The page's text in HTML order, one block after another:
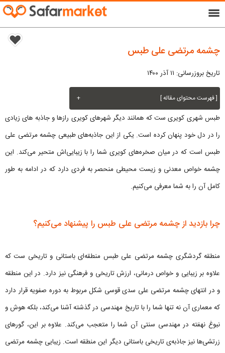
menu
چشمه مرتضی علی طبس
تاریخ بروزرسانی: ۱۱ آذر ۱۴۰۰
[ فهرست محتوای مقاله ] +
طبس شهری کویری ست که همانند دیگر شهرهای کویری رازها و جاذبه های زیادی
را در دل خود پنهان کرده است. یکی از این جاذبه‌های طبیعی چشمه مرتضی علی
طبس است که در میان صخره‌های کویری شما را با زیبایی‌اش متحیر می‌کند. این
چشمه خواص معدنی و زیست محیطی منحصر به فردی دارد که در ادامه به طور
کامل آن‌ را به شما معرفی می‌کنیم.
چرا بازدید از چشمه مرتضی علی طبس را پیشنهاد می‌کنیم؟
منطقه گردشگری چشمه مرتضی علی طبس منطقه‌ای باستانی و تاریخی ست که
علاوه بر زیبایی و خواص درمانی، ارزش تاریخی و فرهنگی نیز دارد. در این منطقه
و در انتهای چشمه مرتضی علی سدی قوسی شکل مربوط به دوره صفویه قرار دارد
که معماری آن نه تنها شما را با تاریخ مهندسی در گذشته آشنا می‌کند، بلکه هوش و
نبوغ نهفته در مهندسی سنتی آن شما را متعجب می‌کند. علاوه بر این، گورهای
زرتشی‌ها نیز جاذبه‌ی تاریخی باستانی دیگر این منطقه است. زیبایی چشمه مرتضی